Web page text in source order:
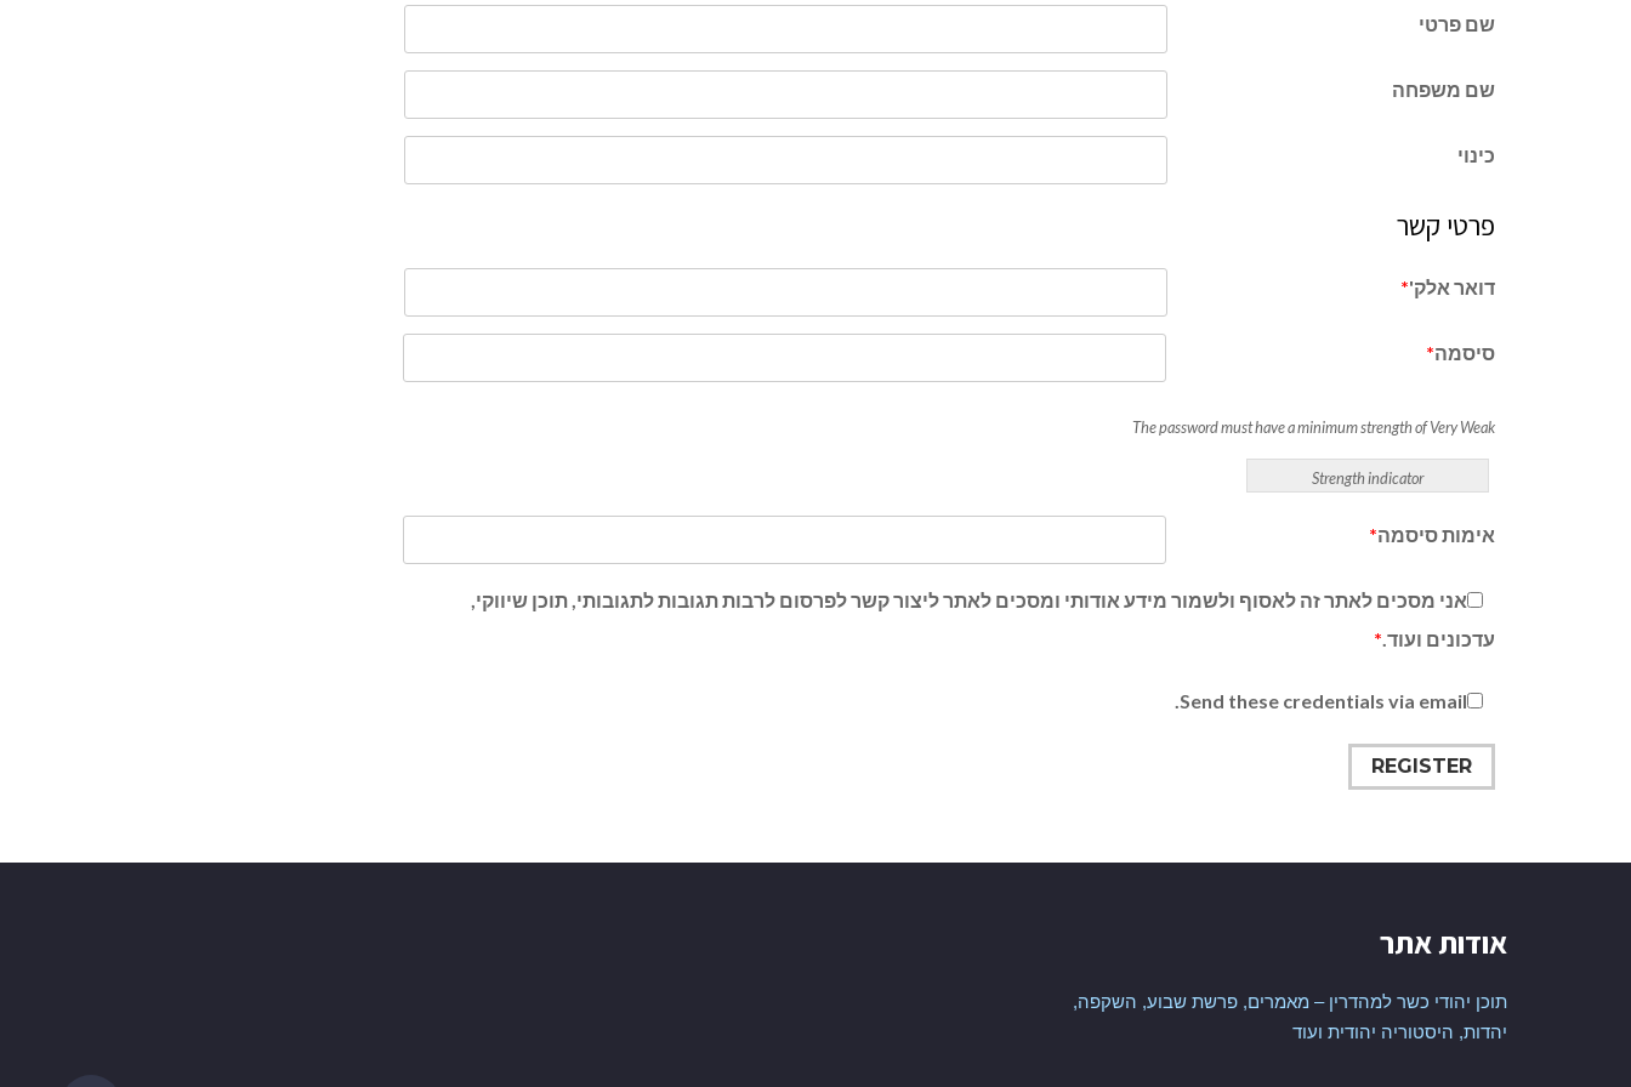
שם פרטי
שם משפחה
כינוי
פרטי קשר
דואר אלק'*
סיסמה*
The password must have a minimum strength of Very Weak
Strength indicator
אימות סיסמה*
אני מסכים לאתר זה לאסוף ולשמור מידע אודותי ומסכים לאתר ליצור קשר לפרסום לרבות תגובות לתגובותי, תוכן שיווקי,
עדכונים ועוד.*
Send these credentials via email.
אודות אתר
תוכן יהודי כשר למהדרין – מאמרים, פרשת שבוע, השקפה,
יהדות, היסטוריה יהודית ועוד